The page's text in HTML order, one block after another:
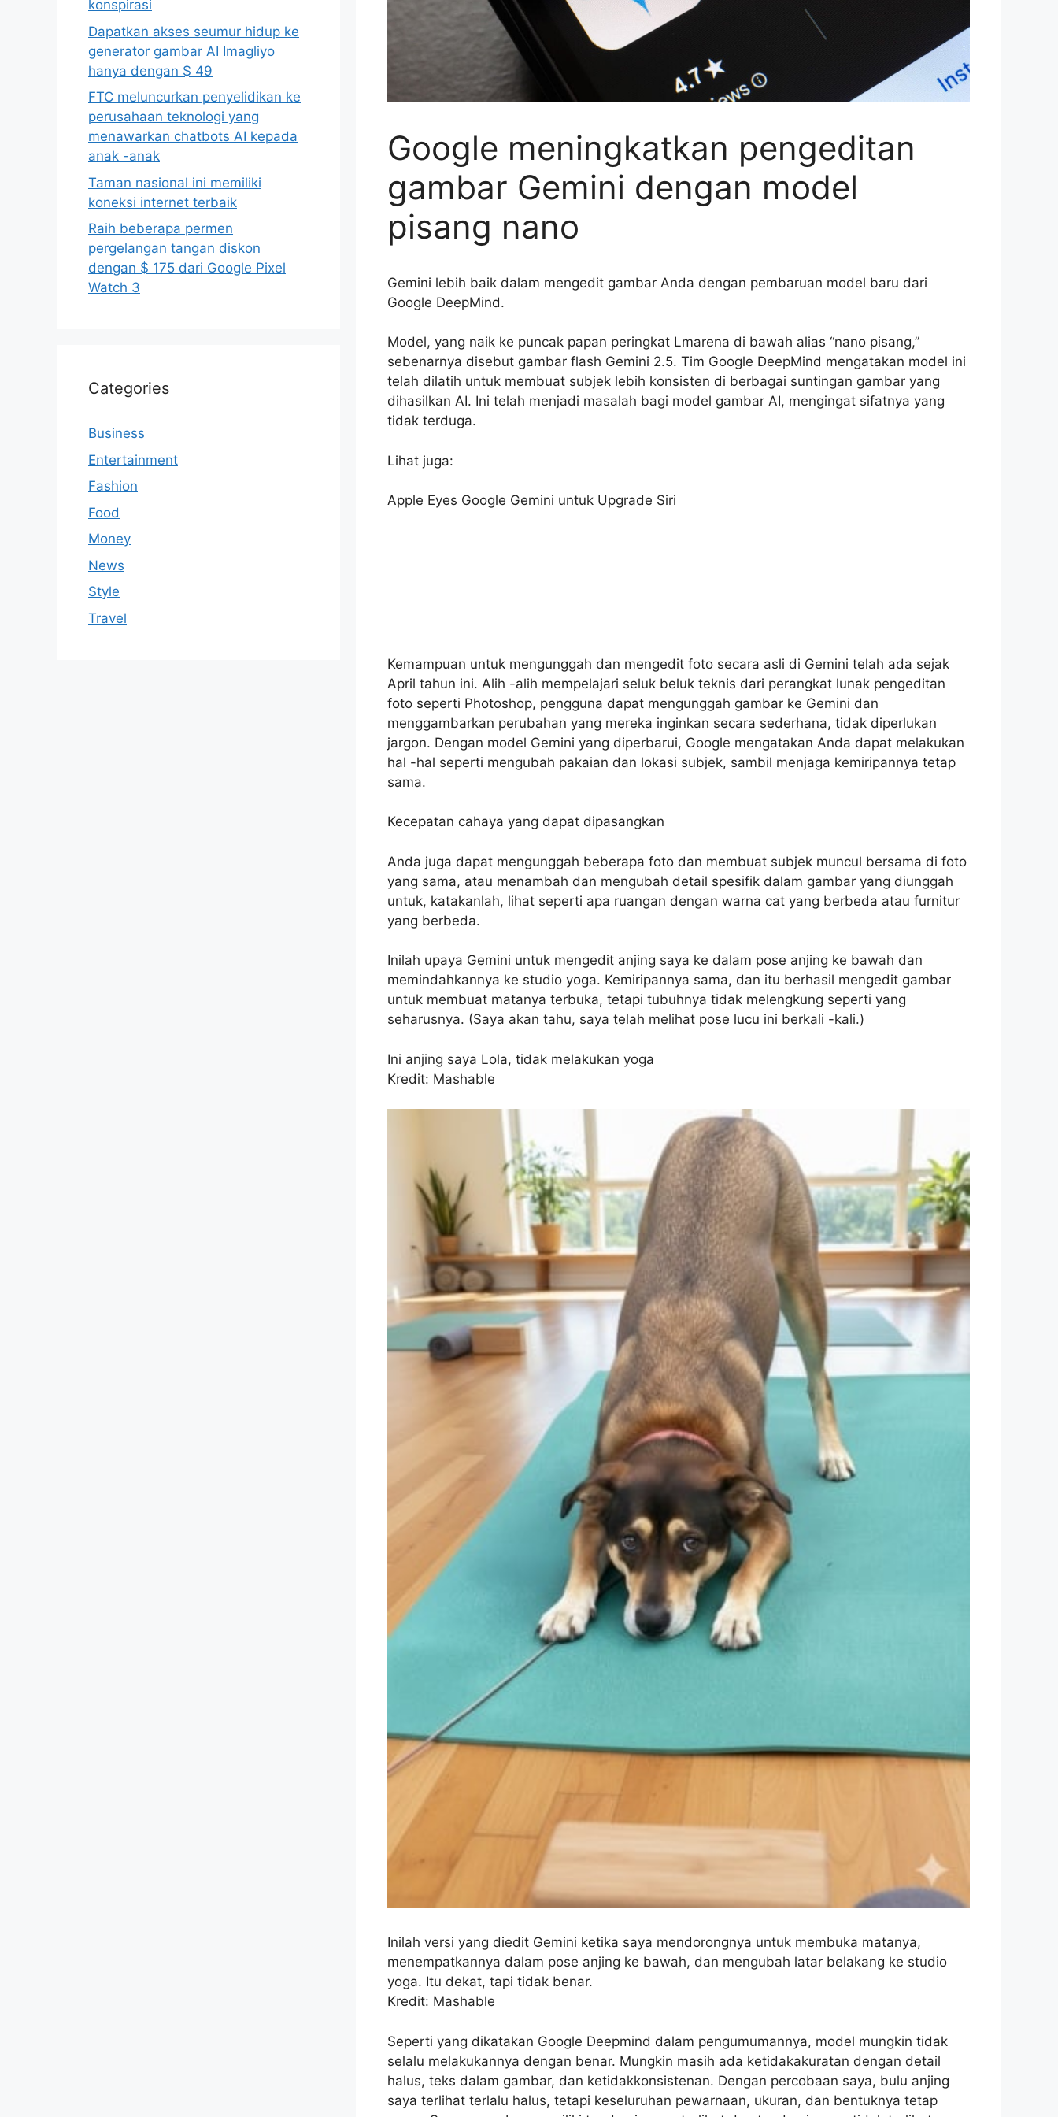
Google meningkatkan pengeditan
gambar Gemini dengan model
pisang nano
Gemini lebih baik dalam mengedit gambar Anda dengan pembaruan model baru dari
Google DeepMind.
Model, yang naik ke puncak papan peringkat Lmarena di bawah alias “nano pisang,”
sebenarnya disebut gambar flash Gemini 2.5. Tim Google DeepMind mengatakan model ini
telah dilatih untuk membuat subjek lebih konsisten di berbagai suntingan gambar yang
dihasilkan AI. Ini telah menjadi masalah bagi model gambar AI, mengingat sifatnya yang
tidak terduga.
Lihat juga:
Apple Eyes Google Gemini untuk Upgrade Siri
Kemampuan untuk mengunggah dan mengedit foto secara asli di Gemini telah ada sejak
April tahun ini. Alih -alih mempelajari seluk beluk teknis dari perangkat lunak pengeditan
foto seperti Photoshop, pengguna dapat mengunggah gambar ke Gemini dan
menggambarkan perubahan yang mereka inginkan secara sederhana, tidak diperlukan
jargon. Dengan model Gemini yang diperbarui, Google mengatakan Anda dapat melakukan
hal -hal seperti mengubah pakaian dan lokasi subjek, sambil menjaga kemiripannya tetap
sama.
Kecepatan cahaya yang dapat dipasangkan
Anda juga dapat mengunggah beberapa foto dan membuat subjek muncul bersama di foto
yang sama, atau menambah dan mengubah detail spesifik dalam gambar yang diunggah
untuk, katakanlah, lihat seperti apa ruangan dengan warna cat yang berbeda atau furnitur
yang berbeda.
Inilah upaya Gemini untuk mengedit anjing saya ke dalam pose anjing ke bawah dan
memindahkannya ke studio yoga. Kemiripannya sama, dan itu berhasil mengedit gambar
untuk membuat matanya terbuka, tetapi tubuhnya tidak melengkung seperti yang
seharusnya. (Saya akan tahu, saya telah melihat pose lucu ini berkali -kali.)
Ini anjing saya Lola, tidak melakukan yoga
Kredit: Mashable
Inilah versi yang diedit Gemini ketika saya mendorongnya untuk membuka matanya,
menempatkannya dalam pose anjing ke bawah, dan mengubah latar belakang ke studio
yoga. Itu dekat, tapi tidak benar.
Kredit: Mashable
Seperti yang dikatakan Google Deepmind dalam pengumumannya, model mungkin tidak
selalu melakukannya dengan benar. Mungkin masih ada ketidakakuratan dengan detail
halus, teks dalam gambar, dan ketidakkonsistenan. Dengan percobaan saya, bulu anjing
saya terlihat terlalu halus, tetapi keseluruhan pewarnaan, ukuran, dan bentuknya tetap
konspirasi
Dapatkan akses seumur hidup ke
generator gambar AI Imagliyo
hanya dengan $ 49
FTC meluncurkan penyelidikan ke
perusahaan teknologi yang
menawarkan chatbots AI kepada
anak -anak
Taman nasional ini memiliki
koneksi internet terbaik
Raih beberapa permen
pergelangan tangan diskon
dengan $ 175 dari Google Pixel
Watch 3
Categories
Business
Entertainment
Fashion
Food
Money
News
Style
Travel